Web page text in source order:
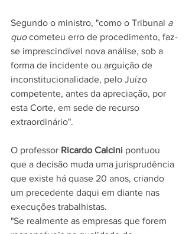
Segundo o ministro, "como o Tribunal a
quo cometeu erro de procedimento, faz-
se imprescindível nova análise, sob a
forma de incidente ou arguição de
inconstitucionalidade, pelo Juízo
competente, antes da apreciação, por
esta Corte, em sede de recurso
extraordinário".
O professor Ricardo Calcini pontuou
que a decisão muda uma jurisprudência
que existe há quase 20 anos, criando
um precedente daqui em diante nas
execuções trabalhistas.
"Se realmente as empresas que forem